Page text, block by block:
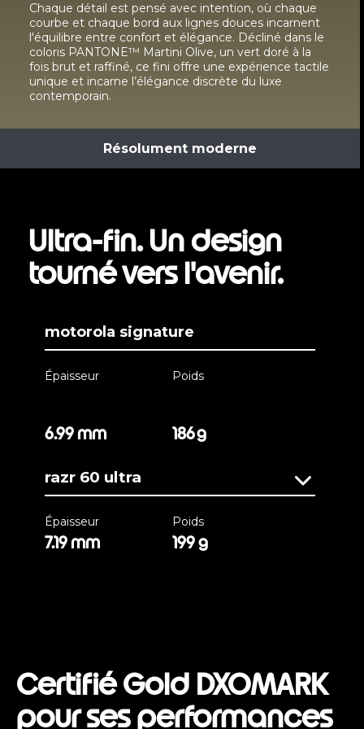
Chaque détail est pensé avec intention, où chaque
courbe et chaque bord aux lignes douces incarnent
l'équilibre entre confort et élégance. Décliné dans le
coloris PANTONE™ Martini Olive, un vert doré à la
fois brut et raffiné, ce fini offre une expérience tactile
unique et incarne l’élégance discrète du luxe
contemporain.
Résolument moderne
Ultra-fin. Un design
tourné vers l'avenir.
motorola signature
Épaisseur
6.99 mm
Poids
186 g
razr 60 ultra
Épaisseur
7.19 mm
Poids
199 g
Certifié Gold DXOMARK
pour ses performances